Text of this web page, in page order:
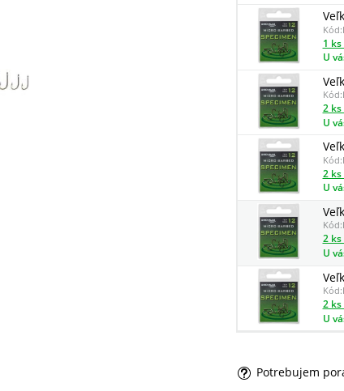
Kód:
1
U
Kód:
2 ks
U
Kód:
2 ks
U
Kód:
2 ks
U
Kód:
2 ks
U
Potrebujem